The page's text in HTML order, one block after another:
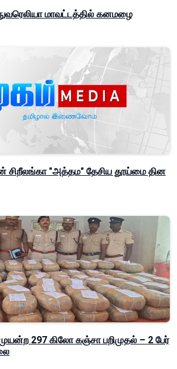
மாவட்டத்தில் கனமழை
சிறீலங்கா "அத்தம" தேசிய தூய்மை தின
297 கிலோ கஞ்சா பறிமுதல் – 2 பேர்